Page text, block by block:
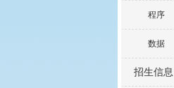
程序
数据
招生信息